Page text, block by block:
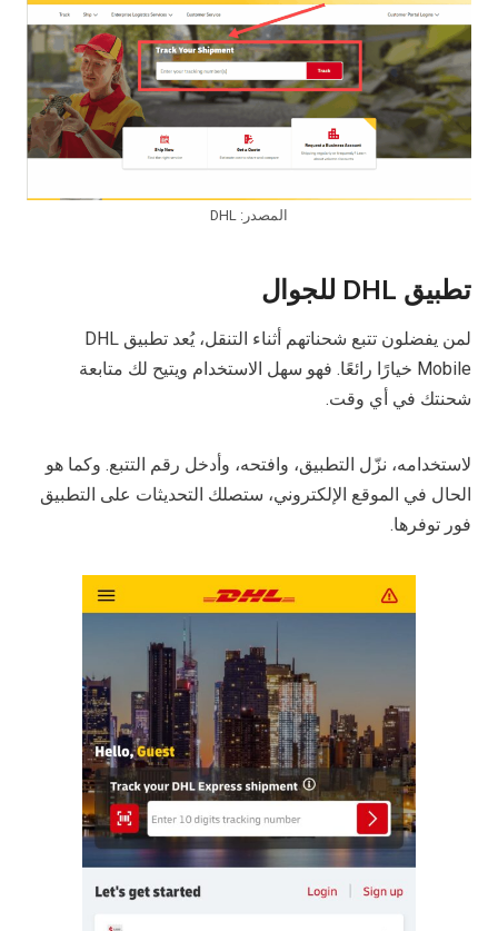
المصدر: DHL
تطبيق DHL للجوال
لمن يفضلون تتبع شحناتهم أثناء التنقل، يُعد تطبيق DHL
Mobile خيارًا رائعًا. فهو سهل الاستخدام ويتيح لك متابعة
شحنتك في أي وقت.
لاستخدامه، نزّل التطبيق، وافتحه، وأدخل رقم التتبع. وكما هو
الحال في الموقع الإلكتروني، ستصلك التحديثات على التطبيق
فور توفرها.